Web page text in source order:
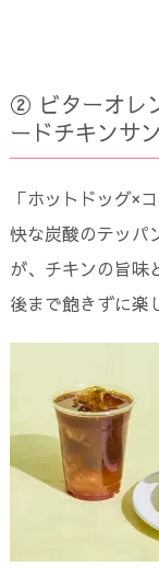
② ビターオレ
ードチキンサ
「ホットドッグ×
快な炭酸のテッパ
が、チキンの旨味
後まで飽きずに楽